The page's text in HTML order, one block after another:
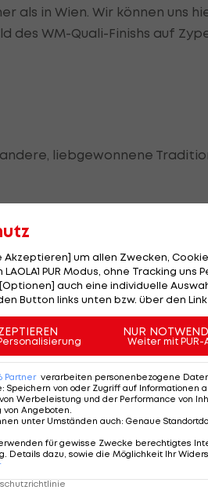
als in Wien. Wir können uns
des WM-Quali-Finishs auf
liebgewonnene
Rolle", sagt der Teamchef.
uns das Video und
Regel erhobene
Rolle des Creators. "Er zeigt
so Rangnick.
Team so auf die
speziellen Schwerpunkt,
Akzeptieren] um allen Zwecken,
PUR Modus, ohne Tracking
auch eine individuelle
Button links unten bzw. über den
NUR
Weiter mit PUR-
Partner verarbeiten personenbezogene
: Speichern von oder Zugriff auf Informationen
Werbeleistung und der Performance von
von Angeboten.
unter Umständen auch: Genaue
für gewisse Zwecke berechtigtes
Details dazu, sowie die Möglichkeit Ihr